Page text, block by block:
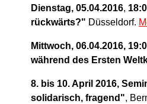
Dienstag, 05.04.2016,
rückwärts?" Düsseldorf.
Mittwoch, 06.04.2016,
während des Ersten
8. bis 10. April 2016,
solidarisch, fragend",